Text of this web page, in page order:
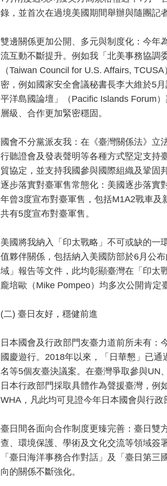
錄，並首次在過境美國期間舉辦與隨團記
雙邊關係更加公開、多元與制度化：今年
流互動不斷提升。例如我「北美事務協調
（Taiwan Council for U.S. Affairs,
密，例如國家安全會議秘書長李大維於5
平洋島國論壇」（Pacific Islands Forum
層級、合作更加緊密穩固。
國會不分黨派友我：在《臺灣關係法》立
行聽證會及發表聲明等各種方式堅定支持
貿協定，並支持我國參與國際組織及鞏固
逐步落實對臺軍售常態化：美國逐步落實
年曾3度宣布對臺軍售，包括M1A2戰車
共有5度宣布對臺軍售。
美國將我納入「印太戰略」不可或缺的一
值夥伴關係，包括納入美國防部於6月公
域」報告等文件，此均彰顯臺灣在「印太
龐培歐（Mike Pompeo）均多次公開肯定
(二) 臺日友好，穩健前進
日本國會及行政部門友臺力道前所未有：
國慶遊行。2018年以來，「日華懇」已
名等5個友臺決議案。在臺灣爭取參與UN
日本行政部門採取具體作為聲援臺灣，例
WHA，凡此均可見證今年日本國會與行政
臺日間各面向合作制度更臻完善：臺日雙
查、環境保護、學術及文化交流等領域簽
「臺日海洋事務合作對話」及「臺日第
向的關係不斷強化。